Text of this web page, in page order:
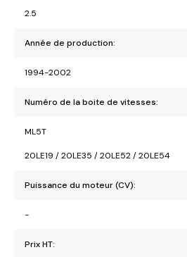
2.5
Année de production:
1994-2002
Numéro de la boite de vitesses:
ML5T
20LE19 / 20LE35 / 20LE52 / 20LE54
Puissance du moteur (CV):
-
Prix HT: